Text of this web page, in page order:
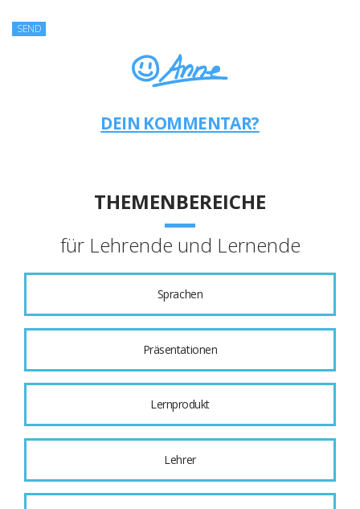
DEIN KOMMENTAR?
THEMENBEREICHE
für Lehrende und Lernende
Sprachen
Präsentationen
Lernprodukt
Lehrer